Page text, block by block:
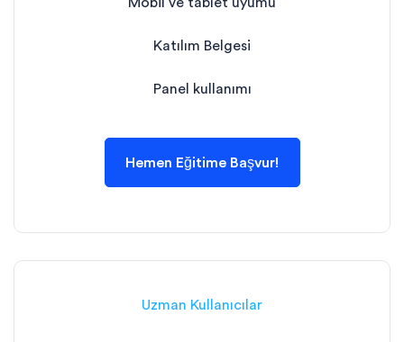
Katılım Belgesi
Panel kullanımı
Hemen Eğitime Başvur!
Uzman Kullanıcılar